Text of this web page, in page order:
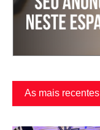
As mais recentes